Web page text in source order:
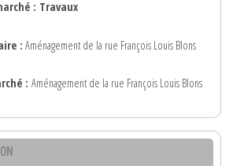
: Travaux
: Aménagement de la rue François Louis Blons
: Aménagement de la rue François Louis Blons